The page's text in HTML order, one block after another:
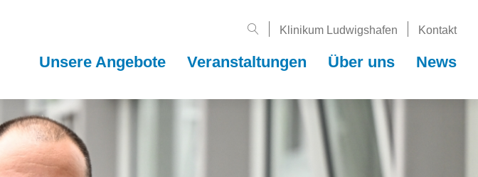
Unsere Angebote Veranstal­tungen Über uns News
Klinikum Ludwigshafen Kontakt